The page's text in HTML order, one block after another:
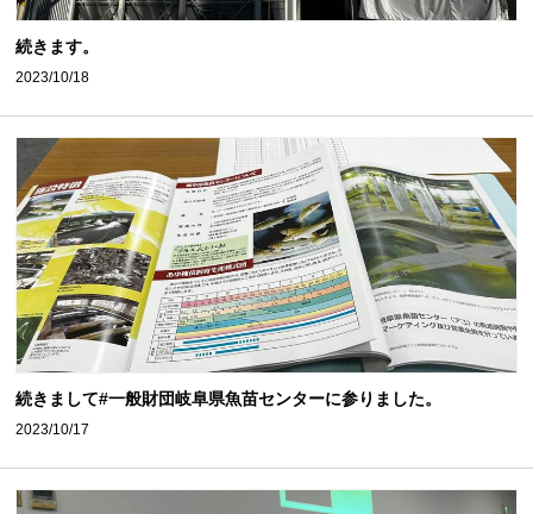
続きます。
2023/10/18
続きまして#一般財団岐阜県魚苗センターに参りました。
2023/10/17